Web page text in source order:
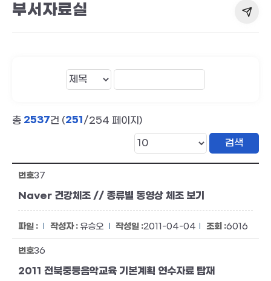
부서자료실
총 2537건 (251/254 페이지)
37
Naver 건강체조 // 종류별 동영상 체조 보기
유승오 2011-04-04 6016
36
2011 전북중등음악교육 기본계획 연수자료 탑재